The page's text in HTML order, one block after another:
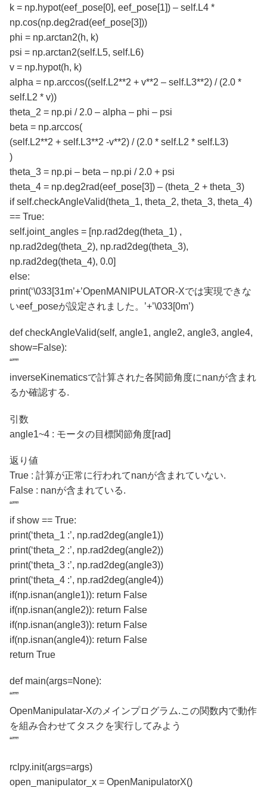
k = np.hypot(eef_pose[0], eef_pose[1]) – self.L4 *
np.cos(np.deg2rad(eef_pose[3]))
phi = np.arctan2(h, k)
psi = np.arctan2(self.L5, self.L6)
v = np.hypot(h, k)
alpha = np.arccos((self.L2**2 + v**2 – self.L3**2) / (2.0 *
self.L2 * v))
theta_2 = np.pi / 2.0 – alpha – phi – psi
beta = np.arccos(
(self.L2**2 + self.L3**2 -v**2) / (2.0 * self.L2 * self.L3)
)
theta_3 = np.pi – beta – np.pi / 2.0 + psi
theta_4 = np.deg2rad(eef_pose[3]) – (theta_2 + theta_3)
if self.checkAngleValid(theta_1, theta_2, theta_3, theta_4)
== True:
self.joint_angles = [np.rad2deg(theta_1) ,
np.rad2deg(theta_2), np.rad2deg(theta_3),
np.rad2deg(theta_4), 0.0]
else:
print(‘\033[31m’+’OpenMANIPULATOR-Xでは実現できな
いeef_poseが設定されました。’+’\033[0m’)
def checkAngleValid(self, angle1, angle2, angle3, angle4,
show=False):
“””
inverseKinematicsで計算された各関節角度にnanが含まれ
るか確認する.
引数
angle1~4 : モータの目標関節角度[rad]
返り値
True : 計算が正常に行われてnanが含まれていない.
False : nanが含まれている.
“””
if show == True:
print(‘theta_1 :’, np.rad2deg(angle1))
print(‘theta_2 :’, np.rad2deg(angle2))
print(‘theta_3 :’, np.rad2deg(angle3))
print(‘theta_4 :’, np.rad2deg(angle4))
if(np.isnan(angle1)): return False
if(np.isnan(angle2)): return False
if(np.isnan(angle3)): return False
if(np.isnan(angle4)): return False
return True
def main(args=None):
“””
OpenManipulatar-Xのメインプログラム.この関数内で動作
を組み合わせてタスクを実行してみよう
“””
rclpy.init(args=args)
open_manipulator_x = OpenManipulatorX()